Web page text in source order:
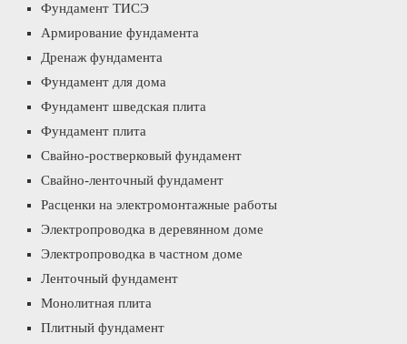
Фундамент ТИСЭ
Армирование фундамента
Дренаж фундамента
Фундамент для дома
Фундамент шведская плита
Фундамент плита
Свайно-ростверковый фундамент
Свайно-ленточный фундамент
Расценки на электромонтажные работы
Электропроводка в деревянном доме
Электропроводка в частном доме
Ленточный фундамент
Монолитная плита
Плитный фундамент